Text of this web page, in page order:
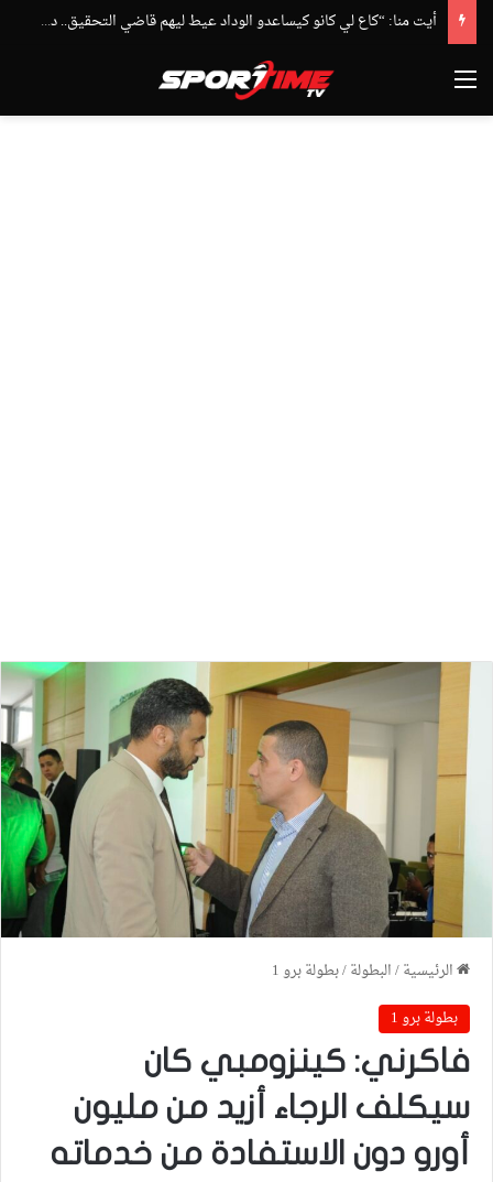
أيت منا: “كاع لي كانو كيساعدو الوداد عيط ليهم قاضي التحقيق.. دابا حتى شي واحد ما بقا باغي يعاون”
القائمة
الرئيسية/البطولة/بطولة برو 1
بطولة برو 1
فاكرني: كينزومبي كان
سيكلف الرجاء أزيد من مليون
أورو دون الاستفادة من خدماته